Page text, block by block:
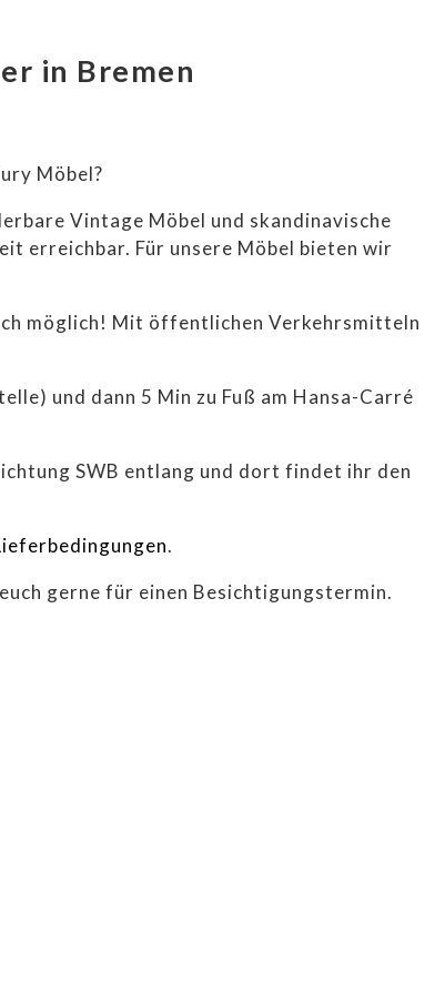
in Bremen
Möbel?
Vintage Möbel und skandinavische
erreichbar. Für unsere Möbel bieten wir
möglich! Mit öffentlichen Verkehrsmitteln
und dann 5 Min zu Fuß am Hansa-Carré
SWB entlang und dort findet ihr den
.
gerne für einen Besichtigungstermin.